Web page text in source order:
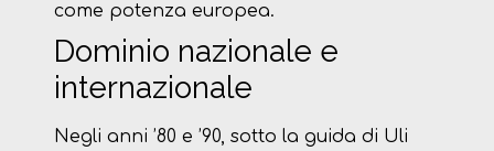
come potenza europea.
Dominio nazionale e
internazionale
Negli anni ’80 e ’90, sotto la guida di Uli